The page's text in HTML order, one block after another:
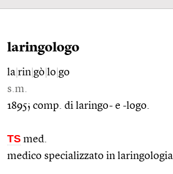
laringologo
la rin gò lo go
s.m.
1895; comp. di laringo- e -logo.
TS med.
medico specializzato in laringologia